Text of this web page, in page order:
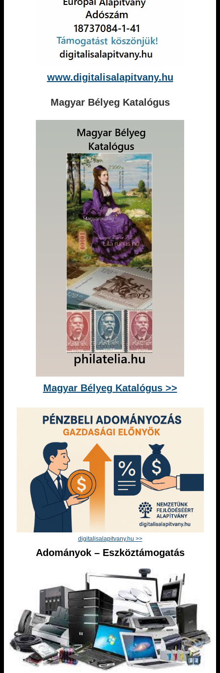
www.digitalisalapitvany.hu
Magyar Bélyeg Katalógus
Magyar Bélyeg Katalógus >>
digitalisalapitvany.hu >>
Adományok – Eszköztámogatás